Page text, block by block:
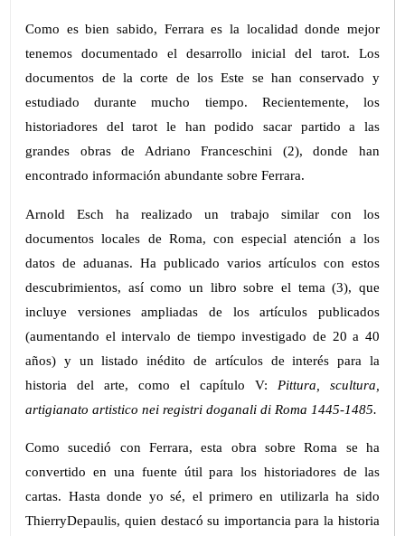
Como es bien sabido, Ferrara es la localidad donde mejor
tenemos documentado el desarrollo inicial del tarot. Los
documentos de la corte de los Este se han conservado y
estudiado durante mucho tiempo. Recientemente, los
historiadores del tarot le han podido sacar partido a las
grandes obras de Adriano Franceschini (2), donde han
encontrado información abundante sobre Ferrara.
Arnold Esch ha realizado un trabajo similar con los
documentos locales de Roma, con especial atención a los
datos de aduanas. Ha publicado varios artículos con estos
descubrimientos, así como un libro sobre el tema (3), que
incluye versiones ampliadas de los artículos publicados
(aumentando el intervalo de tiempo investigado de 20 a 40
años) y un listado inédito de artículos de interés para la
historia del arte, como el capítulo V: Pittura, scultura,
artigianato artistico nei registri doganali di Roma 1445-1485.
Como sucedió con Ferrara, esta obra sobre Roma se ha
convertido en una fuente útil para los historiadores de las
cartas. Hasta donde yo sé, el primero en utilizarla ha sido
ThierryDepaulis, quien destacó su importancia para la historia